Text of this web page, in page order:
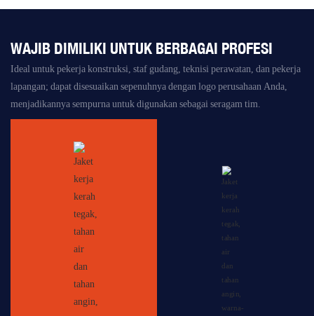
WAJIB DIMILIKI UNTUK BERBAGAI PROFESI
Ideal untuk pekerja konstruksi, staf gudang, teknisi perawatan, dan pekerja
lapangan; dapat disesuaikan sepenuhnya dengan logo perusahaan Anda,
menjadikannya sempurna untuk digunakan sebagai seragam tim.